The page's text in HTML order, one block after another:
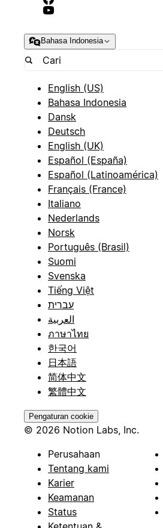
Bahasa Indonesia
English (US)
Bahasa Indonesia
Dansk
Deutsch
English (UK)
Español (España)
Español (Latinoamérica)
Français (France)
Italiano
Nederlands
Norsk
Português (Brasil)
Suomi
Svenska
Tiếng Việt
עברית
العربية
ภาษาไทย
한국어
日本語
简体中文
繁體中文
Pengaturan cookie
© 2026 Notion Labs, Inc.
Perusahaan
Tentang kami
Karier
Keamanan
Status